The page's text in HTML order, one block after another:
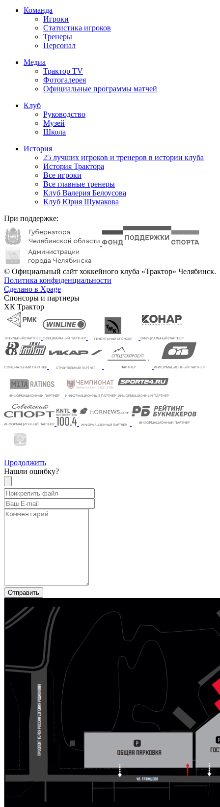
Команда
Игроки
Статистика игроков
Тренеры
Персонал
Медиа
Трактор TV
Фотогалерея
Официальные программы матчей
Клуб
Руководство
Музей
Школа
История
25 лучших игроков и тренеров в истории клуба
История Трактора
Все игроки
Все главные тренеры
Клуб Валерия Белоусова
Клуб Юрия Шумакова
При поддержке:
© Официальный сайт хоккейного клуба «Трактор» Челябинск.
Политика конфиденциальности
Сделано в Xpage
Спонсоры и партнеры
ХК Трактор
Продолжить
Нашли ошибку?